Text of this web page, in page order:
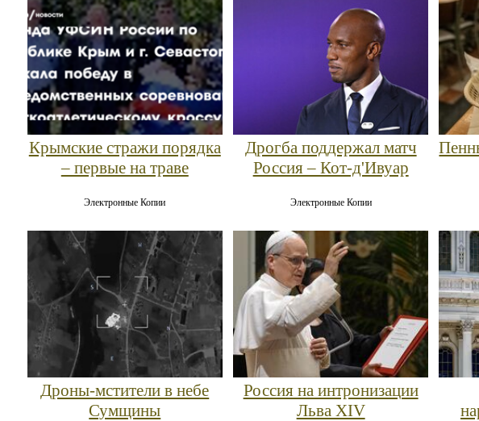
Крымские стражи порядка
– первые на траве
Электронные Копии
Дрогба поддержал матч
Россия – Кот-д'Ивуар
Электронные Копии
Дроны-мстители в небе
Сумщины
Россия на интронизации
Льва XIV